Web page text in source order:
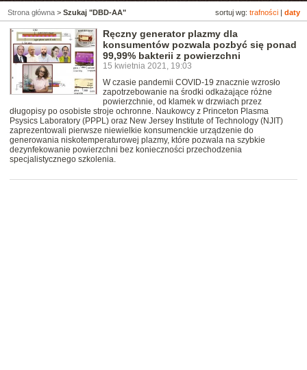
sortuj wg: trafności daty
Strona główna > Szukaj "DBD-AA"
Ręczny generator plazmy dla
konsumentów pozwala pozbyć się ponad
99,99% bakterii z powierzchni
15 kwietnia 2021, 19:03
W czasie pandemii COVID-19 znacznie wzrosło
zapotrzebowanie na środki odkażające różne
powierzchnie, od klamek w drzwiach przez
długopisy po osobiste stroje ochronne. Naukowcy z Princeton Plasma
Psysics Laboratory (PPPL) oraz New Jersey Institute of Technology (NJIT)
zaprezentowali pierwsze niewielkie konsumenckie urządzenie do
generowania niskotemperaturowej plazmy, które pozwala na szybkie
dezynfekowanie powierzchni bez konieczności przechodzenia
specjalistycznego szkolenia.